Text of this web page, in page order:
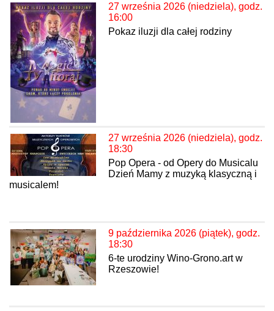
27 września 2026 (niedziela), godz.
16:00
Pokaz iluzji dla całej rodziny
27 września 2026 (niedziela), godz.
18:30
Pop Opera - od Opery do Musicalu
Dzień Mamy z muzyką klasyczną i
musicalem!
9 października 2026 (piątek), godz.
18:30
6-te urodziny Wino-Grono.art w
Rzeszowie!